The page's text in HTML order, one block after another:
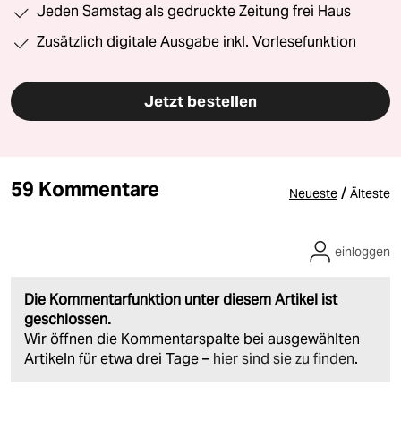
Jeden Samstag als gedruckte Zeitung frei Haus
Zusätzlich digitale Ausgabe inkl. Vorlesefunktion
Jetzt bestellen
59 Kommentare Neueste / Älteste
Die Kommentarfunktion unter diesem Artikel ist
geschlossen.
Wir öffnen die Kommentarspalte bei ausgewählten
Artikeln für etwa drei Tage – hier sind sie zu finden.
einloggen